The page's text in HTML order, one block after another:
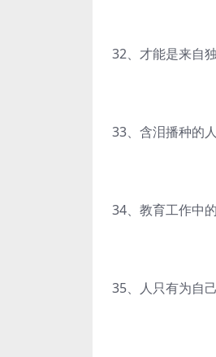
32、才能是来自
33、含泪播种的
34、教育工作中
35、人只有为自